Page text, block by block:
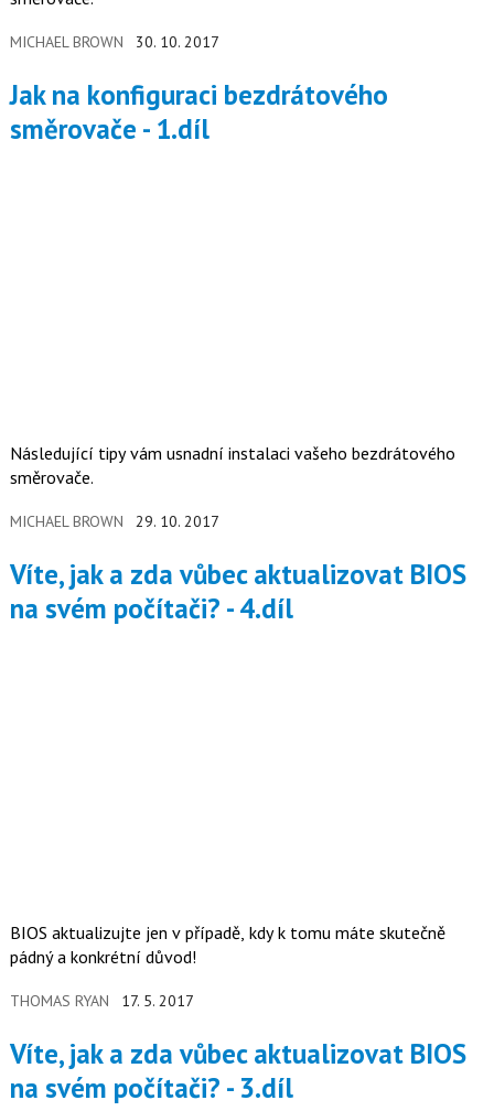
MICHAEL BROWN 30. 10. 2017
Jak na konfiguraci bezdrátového
směrovače - 1.díl
Následující tipy vám usnadní instalaci vašeho bezdrátového
směrovače.
MICHAEL BROWN 29. 10. 2017
Víte, jak a zda vůbec aktualizovat BIOS
na svém počítači? - 4.díl
BIOS aktualizujte jen v případě, kdy k tomu máte skutečně
pádný a konkrétní důvod!
THOMAS RYAN 17. 5. 2017
Víte, jak a zda vůbec aktualizovat BIOS
na svém počítači? - 3.díl